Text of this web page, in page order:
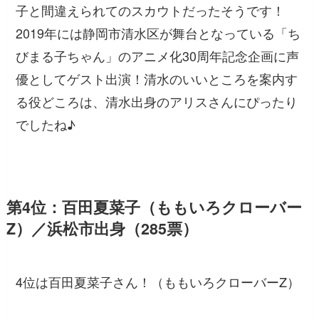
子と間違えられてのスカウトだったそうです！
2019年には静岡市清水区が舞台となっている「ち
びまる子ちゃん」のアニメ化30周年記念企画に声
優としてゲスト出演！清水のいいところを案内す
る役どころは、清水出身のアリスさんにぴったり
でしたね♪
第4位：百田夏菜子（ももいろクローバー
Z）／浜松市出身（285票）
4位は百田夏菜子さん！（ももいろクローバーZ）